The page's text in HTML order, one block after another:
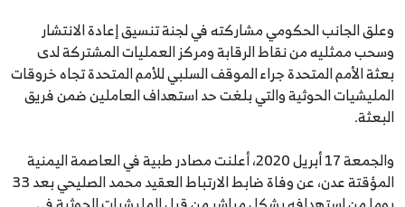
وعلق الجانب الحكومي مشاركته في لجنة تنسيق إعادة الانتشار
وسحب ممثليه من نقاط الرقابة ومركز العمليات المشتركة لدى
بعثة الأمم المتحدة جراء الموقف السلبي للأمم المتحدة تجاه خروقات
المليشيات الحوثية والتي بلغت حد استهداف العاملين ضمن فريق
البعثة.
والجمعة 17 أبريل 2020، أعلنت مصادر طبية في العاصمة اليمنية
المؤقتة عدن، عن وفاة ضابط الارتباط العقيد محمد الصليحي بعد 33